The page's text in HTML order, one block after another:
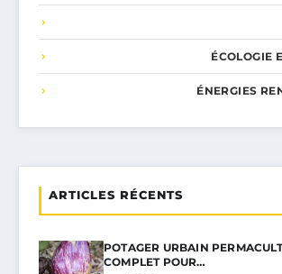
ÉCOLOGIE
ÉNERGIES
ARTICLES RÉCENTS
POTAGER URBAIN
COMPLET POUR…